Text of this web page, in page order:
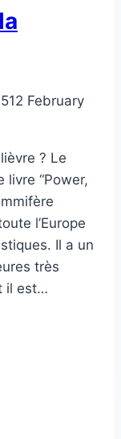
12 February
? Le
livre “Power,
l’Europe
Il a un
très
il est…